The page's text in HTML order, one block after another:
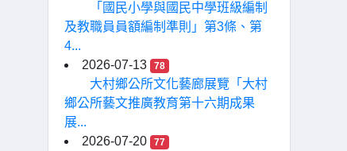
「國民小學與國民中學班級編制
及教職員員額編制準則」第3條、第
4...
2026-07-13
78
大村鄉公所文化藝廊展覽「大村
鄉公所藝文推廣教育第十六期成果
展...
2026-07-20
77